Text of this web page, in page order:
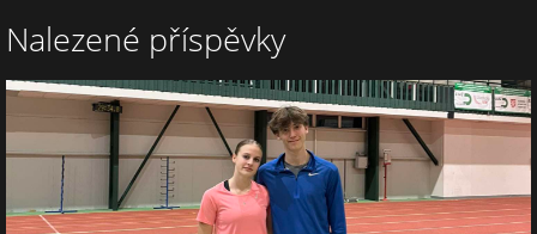
Nalezené příspěvky